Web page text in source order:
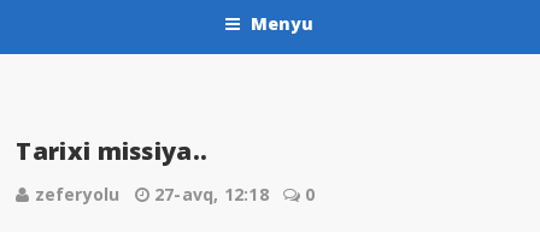
Menyu
Tarixi missiya..
zeferyolu 27-avq, 12:18 0